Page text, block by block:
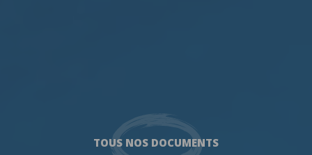
TOUS NOS DOCUMENTS